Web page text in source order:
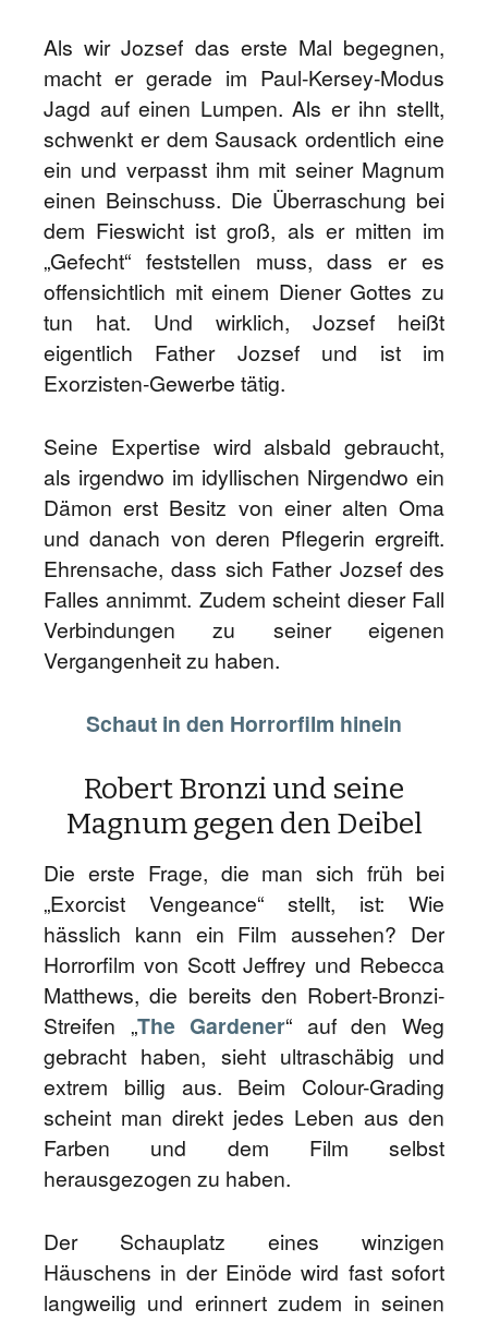
Als wir Jozsef das erste Mal begegnen,
macht er gerade im Paul-Kersey-Modus
Jagd auf einen Lumpen. Als er ihn stellt,
schwenkt er dem Sausack ordentlich eine
ein und verpasst ihm mit seiner Magnum
einen Beinschuss. Die Überraschung bei
dem Fieswicht ist groß, als er mitten im
„Gefecht“ feststellen muss, dass er es
offensichtlich mit einem Diener Gottes zu
tun hat. Und wirklich, Jozsef heißt
eigentlich Father Jozsef und ist im
Exorzisten-Gewerbe tätig.
Seine Expertise wird alsbald gebraucht,
als irgendwo im idyllischen Nirgendwo ein
Dämon erst Besitz von einer alten Oma
und danach von deren Pflegerin ergreift.
Ehrensache, dass sich Father Jozsef des
Falles annimmt. Zudem scheint dieser Fall
Verbindungen zu seiner eigenen
Vergangenheit zu haben.
Schaut in den Horrorfilm hinein
Robert Bronzi und seine
Magnum gegen den Deibel
Die erste Frage, die man sich früh bei
„Exorcist Vengeance“ stellt, ist: Wie
hässlich kann ein Film aussehen? Der
Horrorfilm von Scott Jeffrey und Rebecca
Matthews, die bereits den Robert-Bronzi-
Streifen „The Gardener“ auf den Weg
gebracht haben, sieht ultraschäbig und
extrem billig aus. Beim Colour-Grading
scheint man direkt jedes Leben aus den
Farben und dem Film selbst
herausgezogen zu haben.
Der Schauplatz eines winzigen
Häuschens in der Einöde wird fast sofort
langweilig und erinnert zudem in seinen